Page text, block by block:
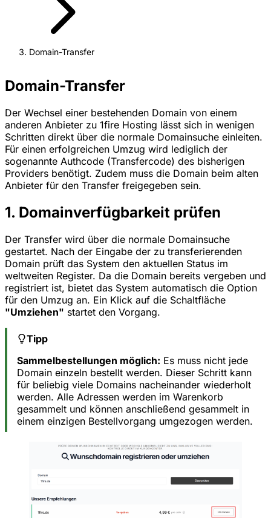
Domain-Transfer
Domain-Transfer
Der Wechsel einer bestehenden Domain von einem
anderen Anbieter zu 1fire Hosting lässt sich in wenigen
Schritten direkt über die normale Domainsuche einleiten.
Für einen erfolgreichen Umzug wird lediglich der
sogenannte Authcode (Transfercode) des bisherigen
Providers benötigt. Zudem muss die Domain beim alten
Anbieter für den Transfer freigegeben sein.
1. Domainverfügbarkeit prüfen
Der Transfer wird über die normale Domainsuche
gestartet. Nach der Eingabe der zu transferierenden
Domain prüft das System den aktuellen Status im
weltweiten Register. Da die Domain bereits vergeben und
registriert ist, bietet das System automatisch die Option
für den Umzug an. Ein Klick auf die Schaltfläche
"Umziehen" startet den Vorgang.
Tipp
Sammelbestellungen möglich: Es muss nicht jede
Domain einzeln bestellt werden. Dieser Schritt kann
für beliebig viele Domains nacheinander wiederholt
werden. Alle Adressen werden im Warenkorb
gesammelt und können anschließend gesammelt in
einem einzigen Bestellvorgang umgezogen werden.